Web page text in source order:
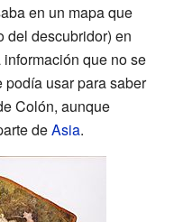
en un mapa que
del descubridor) en
que no se
usar para saber
Colón, aunque
deAsia.